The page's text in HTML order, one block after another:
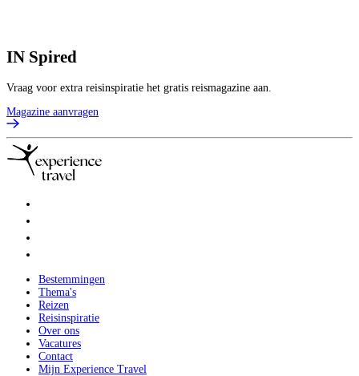
IN Spired
Vraag voor extra reisinspiratie het gratis reismagazine aan.
Magazine aanvragen
Bestemmingen
Thema's
Reizen
Reisinspiratie
Over ons
Vacatures
Contact
Mijn Experience Travel